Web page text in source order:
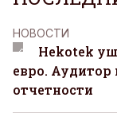
НОВОСТИ
Hekotek
евро. Аудитор
отчетности